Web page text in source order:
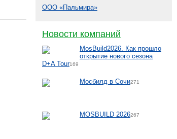
ООО «Пальмира»
Новости компаний
MosBuild2026. Как прошло
открытие нового сезона
D+A Tour169
Мосбилд в Сочи271
MOSBUILD 2026267